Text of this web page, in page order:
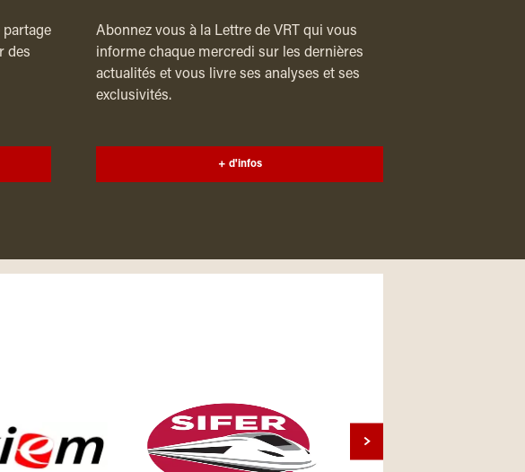
partage
des
Abonnez vous à la Lettre de VRT qui vous
informe chaque mercredi sur les dernières
actualités et vous livre ses analyses et ses
exclusivités.
+ d'infos